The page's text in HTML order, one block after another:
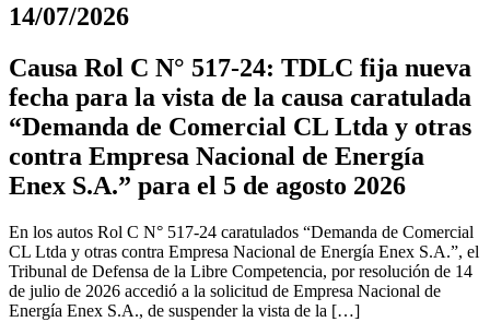
14/07/2026
Causa Rol C N° 517-24: TDLC fija nueva
fecha para la vista de la causa caratulada
“Demanda de Comercial CL Ltda y otras
contra Empresa Nacional de Energía
Enex S.A.” para el 5 de agosto 2026
En los autos Rol C N° 517-24 caratulados “Demanda de Comercial
CL Ltda y otras contra Empresa Nacional de Energía Enex S.A.”, el
Tribunal de Defensa de la Libre Competencia, por resolución de 14
de julio de 2026 accedió a la solicitud de Empresa Nacional de
Energía Enex S.A., de suspender la vista de la […]